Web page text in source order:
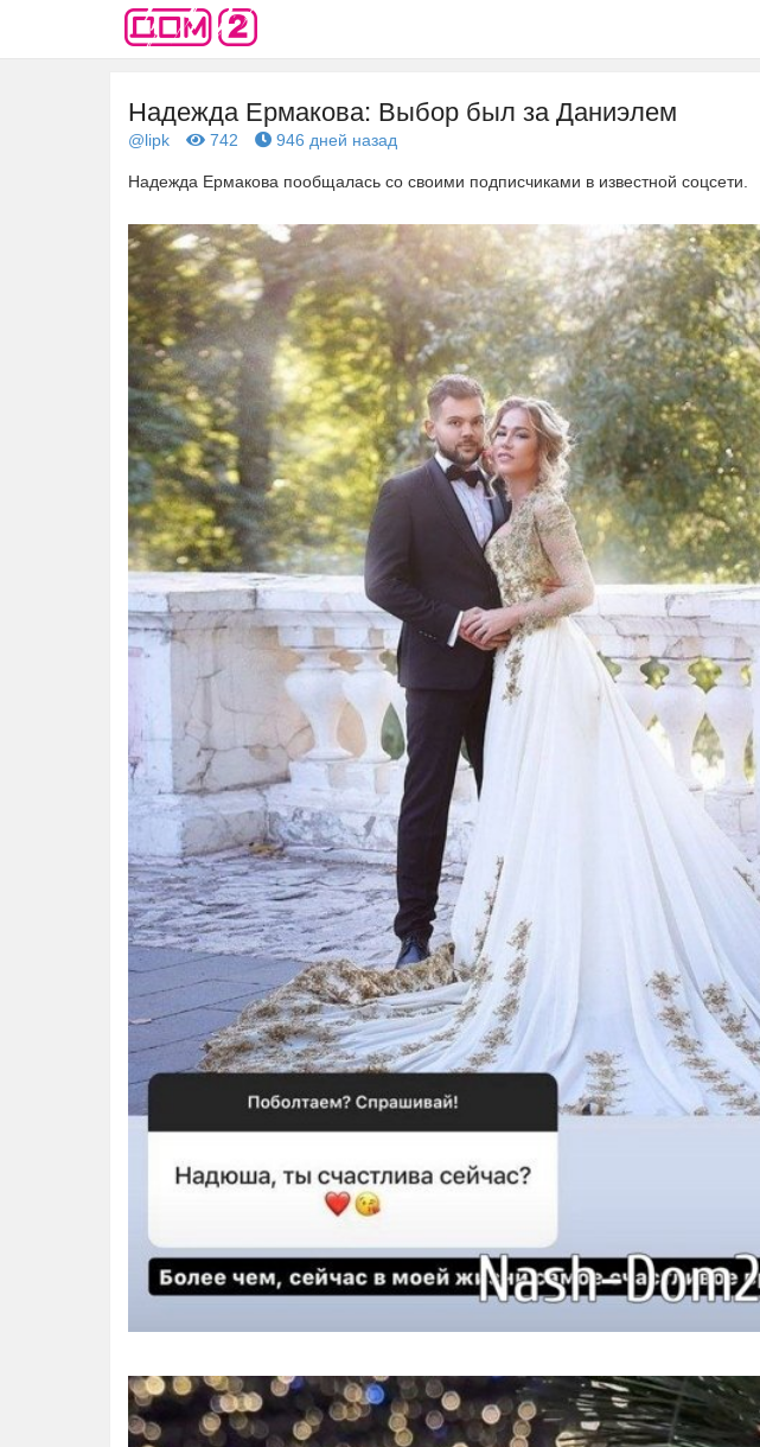
Надежда Ермакова: Выбор был за Даниэлем
@lipk 742 946 дней назад
Надежда Ермакова пообщалась со своими подписчиками в известной соцсети.